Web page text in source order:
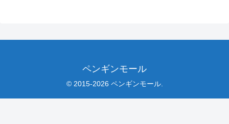
ペンギンモール
© 2015-2026 ペンギンモール.